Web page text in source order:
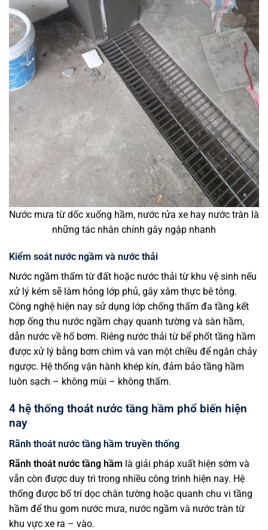
Nước mưa từ dốc xuống hầm, nước rửa xe hay nước tràn là
những tác nhân chính gây ngập nhanh
Kiểm soát nước ngầm và nước thải
Nước ngầm thấm từ đất hoặc nước thải từ khu vệ sinh nếu
xử lý kém sẽ làm hỏng lớp phủ, gây xâm thực bê tông.
Công nghệ hiện nay sử dụng lớp chống thấm đa tầng kết
hợp ống thu nước ngầm chạy quanh tường và sàn hầm,
dẫn nước về hố bơm. Riêng nước thải từ bể phốt tầng hầm
được xử lý bằng bơm chìm và van một chiều để ngăn chảy
ngược. Hệ thống vận hành khép kín, đảm bảo tầng hầm
luôn sạch – không mùi – không thấm.
4 hệ thống thoát nước tầng hầm phổ biến hiện
nay
Rãnh thoát nước tầng hầm truyền thống
Rãnh thoát nước tầng hầm là giải pháp xuất hiện sớm và
vẫn còn được duy trì trong nhiều công trình hiện nay. Hệ
thống được bố trí dọc chân tường hoặc quanh chu vi tầng
hầm để thu gom nước mưa, nước ngầm và nước tràn từ
khu vực xe ra – vào.